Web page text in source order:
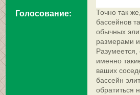
Голосование:
Точно так
бассейнов
обычных
размерами
именно
ваших
бассейн
обратиться